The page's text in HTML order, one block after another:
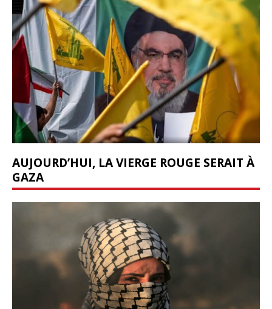
AUJOURD’HUI, LA VIERGE ROUGE SERAIT À
GAZA